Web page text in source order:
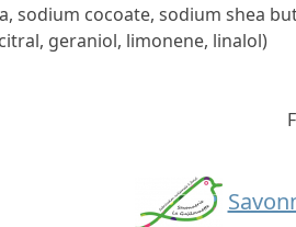
sodium cocoate, sodium shea
geraniol, limonene, linalol)